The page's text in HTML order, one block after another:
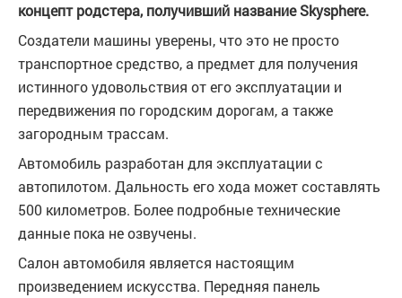
концепт родстера, получивший название Skysphere.
Создатели машины уверены, что это не просто
транспортное средство, а предмет для получения
истинного удовольствия от его эксплуатации и
передвижения по городским дорогам, а также
загородным трассам.
Автомобиль разработан для эксплуатации с
автопилотом. Дальность его хода может составлять
500 километров. Более подробные технические
данные пока не озвучены.
Салон автомобиля является настоящим
произведением искусства. Передняя панель